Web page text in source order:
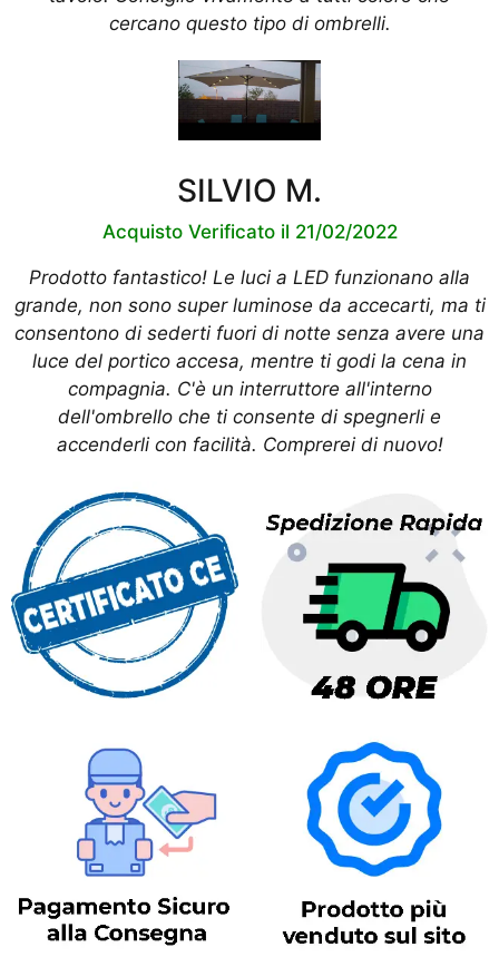
cercano questo tipo di ombrelli.
SILVIO M.
Acquisto Verificato il 21/02/2022
Prodotto fantastico! Le luci a LED funzionano alla
grande, non sono super luminose da accecarti, ma ti
consentono di sederti fuori di notte senza avere una
luce del portico accesa, mentre ti godi la cena in
compagnia. C'è un interruttore all'interno
dell'ombrello che ti consente di spegnerli e
accenderli con facilità. Comprerei di nuovo!